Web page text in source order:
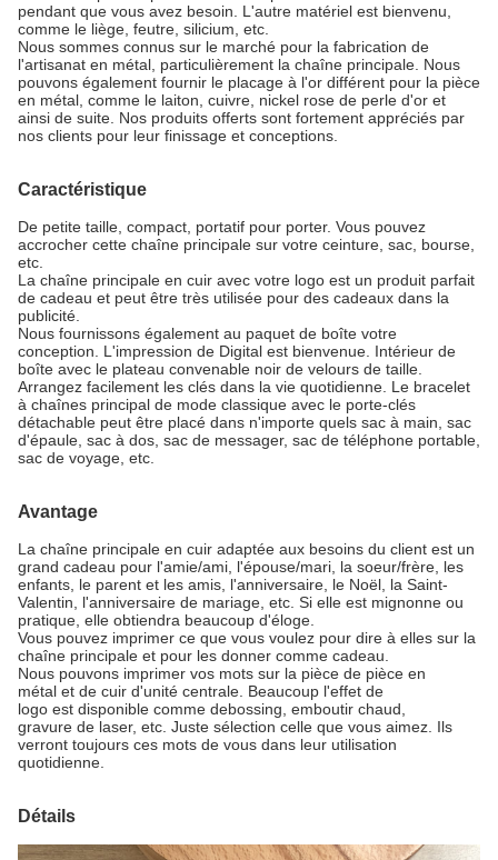
pendant que vous avez besoin. L'autre matériel est bienvenu,
comme le liège, feutre, silicium, etc.
Nous sommes connus sur le marché pour la fabrication de
l'artisanat en métal, particulièrement la chaîne principale. Nous
pouvons également fournir le placage à l'or différent pour la pièce
en métal, comme le laiton, cuivre, nickel rose de perle d'or et
ainsi de suite. Nos produits offerts sont fortement appréciés par
nos clients pour leur finissage et conceptions.
Caractéristique
De petite taille, compact, portatif pour porter. Vous pouvez
accrocher cette chaîne principale sur votre ceinture, sac, bourse,
etc.
La chaîne principale en cuir avec votre logo est un produit parfait
de cadeau et peut être très utilisée pour des cadeaux dans la
publicité.
Nous fournissons également au paquet de boîte votre
conception. L'impression de Digital est bienvenue. Intérieur de
boîte avec le plateau convenable noir de velours de taille.
Arrangez facilement les clés dans la vie quotidienne. Le bracelet
à chaînes principal de mode classique avec le porte-clés
détachable peut être placé dans n'importe quels sac à main, sac
d'épaule, sac à dos, sac de messager, sac de téléphone portable,
sac de voyage, etc.
Avantage
La chaîne principale en cuir adaptée aux besoins du client est un
grand cadeau pour l'amie/ami, l'épouse/mari, la soeur/frère, les
enfants, le parent et les amis, l'anniversaire, le Noël, la Saint-
Valentin, l'anniversaire de mariage, etc. Si elle est mignonne ou
pratique, elle obtiendra beaucoup d'éloge.
Vous pouvez imprimer ce que vous voulez pour dire à elles sur la
chaîne principale et pour les donner comme cadeau.
Nous pouvons imprimer vos mots sur la pièce de pièce en
métal et de cuir d'unité centrale. Beaucoup l'effet de
logo est disponible comme debossing, emboutir chaud,
gravure de laser, etc. Juste sélection celle que vous aimez. Ils
verront toujours ces mots de vous dans leur utilisation
quotidienne.
Détails